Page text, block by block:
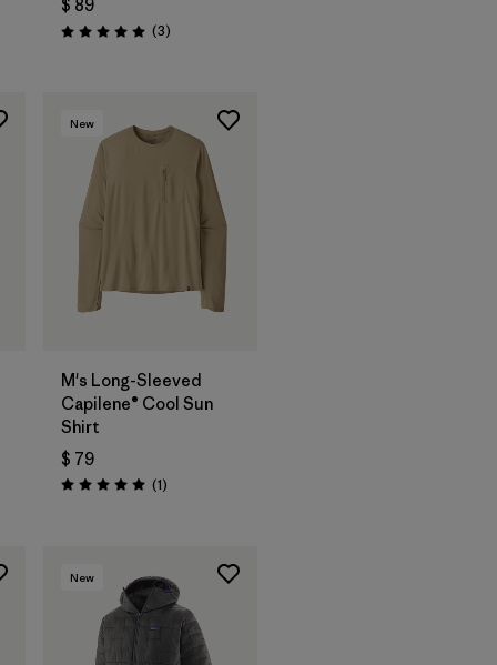
$ 89
Valoración: 5.0 / 5
(3Comentarios
)
New
M's Long-Sleeved
Capilene® Cool Sun
Shirt
$ 79
Valoración: 5.0 / 5
(1Comentarios
)
New